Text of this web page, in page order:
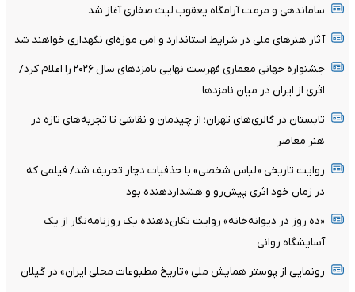
ساماندهی و مرمت آرامگاه یعقوب لیث صفاری آغاز شد
آثار هنرهای ملی در شرایط استاندارد و امن موزه‌ای نگهداری خواهند شد
جشنواره جهانی معماری فهرست نهایی نامزدهای سال ۲۰۲۶ را اعلام کرد/
اثری از ایران در میان نامزدها
تابستان در گالری‌های تهران؛ از چیدمان و نقاشی تا تجربه‌های تازه در
هنر معاصر
روایت تاریخی «لباس شخصی» با حذفیات دچار تحریف شد/ فیلمی که
در زمان خود اثری پیش‌رو و هشداردهنده بود
«ده روز در دیوانه‌خانه» روایت تکان‌دهنده یک روزنامه‌نگار از یک
آسایشگاه روانی
رونمایی از پوستر همایش ملی «تاریخ مطبوعات محلی ایران» در گیلان